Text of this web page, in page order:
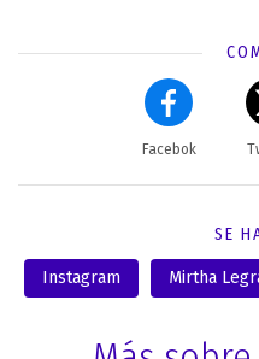
Facebok
SE
Instagram Mirtha